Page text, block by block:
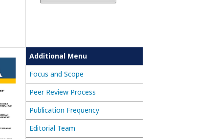
Additional Menu
Focus and Scope
Peer Review Process
Publication Frequency
Editorial Team